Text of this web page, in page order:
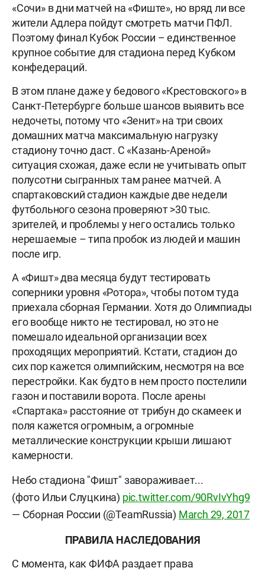
«Сочи» в дни матчей на «Фиште», но вряд ли все
жители Адлера пойдут смотреть матчи ПФЛ.
Поэтому финал Кубок России – единственное
крупное событие для стадиона перед Кубком
конфедераций.
В этом плане даже у бедового «Крестовского» в
Санкт-Петербурге больше шансов выявить все
недочеты, потому что «Зенит» на три своих
домашних матча максимальную нагрузку
стадиону точно даст. С «Казань-Ареной»
ситуация схожая, даже если не учитывать опыт
полусотни сыгранных там ранее матчей. А
спартаковский стадион каждые две недели
футбольного сезона проверяют >30 тыс.
зрителей, и проблемы у него остались только
нерешаемые – типа пробок из людей и машин
после игр.
А «Фишт» два месяца будут тестировать
соперники уровня «Ротора», чтобы потом туда
приехала сборная Германии. Хотя до Олимпиады
его вообще никто не тестировал, но это не
помешало идеальной организации всех
проходящих мероприятий. Кстати, стадион до
сих пор кажется олимпийским, несмотря на все
перестройки. Как будто в нем просто постелили
газон и поставили ворота. После арены
«Спартака» расстояние от трибун до скамеек и
поля кажется огромным, а огромные
металлические конструкции крыши лишают
камерности.
Небо стадиона "Фишт" завораживает...
(фото Ильи Слуцкина) pic.twitter.com/90RvIvYhg9
— Сборная России (@TeamRussia) March 29, 2017
ПРАВИЛА НАСЛЕДОВАНИЯ
С момента, как ФИФА раздает права